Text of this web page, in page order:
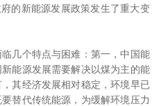
的新能源发展政策发生了重大变
几个特点与困难：第一，中国能
能源发展需要解决以煤为主的能
其经济发展相对稳定，环境早已
替代传统能源，为缓解环境压力